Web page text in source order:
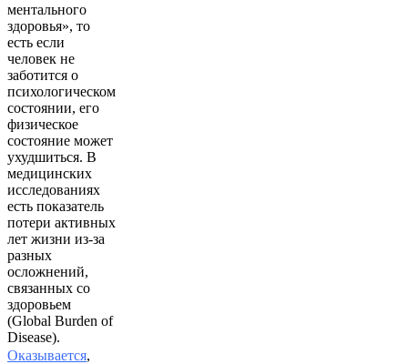
ментального
здоровья», то
есть если
человек не
заботится о
психологическом
состоянии, его
физическое
состояние может
ухудшиться. В
медицинских
исследованиях
есть показатель
потери активных
лет жизни из-за
разных
осложнений,
связанных со
здоровьем
(Global Burden of
Disease).
Оказывается,